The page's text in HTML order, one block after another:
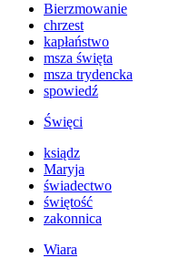
Bierzmowanie
chrzest
kapłaństwo
msza święta
msza trydencka
spowiedź
Święci
ksiądz
Maryja
świadectwo
świętość
zakonnica
Wiara